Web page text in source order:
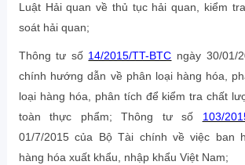
Luật Hải quan về thủ tục hải quan, kiểm
soát hải quan;
Thông tư số 14/2015/TT-BTC ngày 30/01/
chính hướng dẫn về phân loại hàng hóa,
loại hàng hóa, phân tích để kiểm tra chất
toàn thực phẩm; Thông tư số 103/
01/7/2015 của Bộ Tài chính về việc ban
hàng hóa xuất khẩu, nhập khẩu Việt Nam;